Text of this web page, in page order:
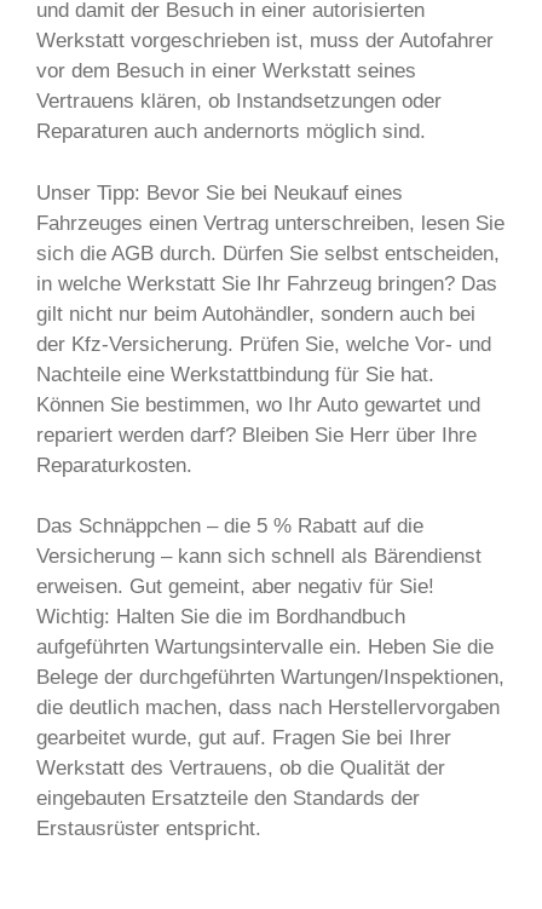
und damit der Besuch in einer autorisierten
Werkstatt vorgeschrieben ist, muss der Autofahrer
vor dem Besuch in einer Werkstatt seines
Vertrauens klären, ob Instandsetzungen oder
Reparaturen auch andernorts möglich sind.
Unser Tipp: Bevor Sie bei Neukauf eines
Fahrzeuges einen Vertrag unterschreiben, lesen Sie
sich die AGB durch. Dürfen Sie selbst entscheiden,
in welche Werkstatt Sie Ihr Fahrzeug bringen? Das
gilt nicht nur beim Autohändler, sondern auch bei
der Kfz-Versicherung. Prüfen Sie, welche Vor- und
Nachteile eine Werkstattbindung für Sie hat.
Können Sie bestimmen, wo Ihr Auto gewartet und
repariert werden darf? Bleiben Sie Herr über Ihre
Reparaturkosten.
Das Schnäppchen – die 5 % Rabatt auf die
Versicherung – kann sich schnell als Bärendienst
erweisen. Gut gemeint, aber negativ für Sie!
Wichtig: Halten Sie die im Bordhandbuch
aufgeführten Wartungsintervalle ein. Heben Sie die
Belege der durchgeführten Wartungen/Inspektionen,
die deutlich machen, dass nach Herstellervorgaben
gearbeitet wurde, gut auf. Fragen Sie bei Ihrer
Werkstatt des Vertrauens, ob die Qualität der
eingebauten Ersatzteile den Standards der
Erstausrüster entspricht.